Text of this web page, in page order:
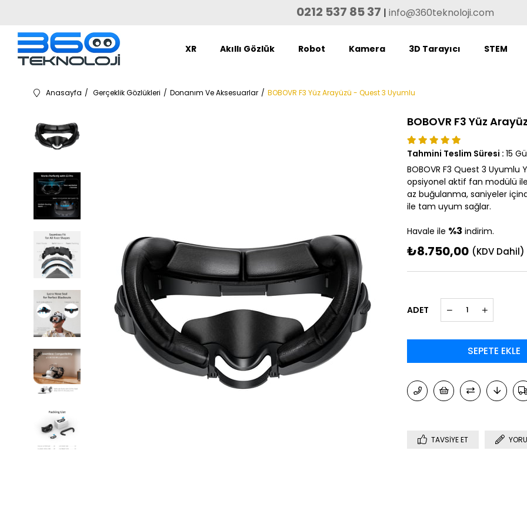
0212 537 85 37 | info@360teknoloji.com
XR Akıllı Gözlük Robot Kamera 3D Tarayıcı STEM
Anasayfa Gerçeklik Gözlükleri Donanım Ve Aksesuarlar BOBOVR F3 Yüz Arayüzü - Quest 3 Uyumlu
BOBOVR F3 Yüz
Tahmini Teslim Süresi : 15
BOBOVR F3 Quest 3
opsiyonel aktif fan modülü
az buğulanma, saniyeler
ile tam uyum sağlar.
Havale ile %3 indirim.
₺8.750,00 (KDV Dahil)
ADET
TAVSIYE ET